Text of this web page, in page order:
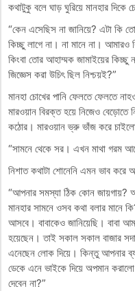
কথাটুকু বলে ঘাড় ঘুরিয়ে মানহার দিকে
“কেন এসেছিস না জানিয়ে? এটা কি
কিচ্ছু লাগে না। না মানে না। আমারও
কিংবা তোর আহাম্মক জামাইয়ের
জিজ্ঞেস করা উচিৎ ছিল নিশ্চয়ই?”
মানহা চোখের পানি ফেলতে ফেলতে
মারওয়ান বিরক্ত হয়ে নিজেও বেড়োতে
কঠোর। মারওয়ান ভ্রু ভাঁজ করে
“সামনে থেকে সর। এখন মাথা গরম
নিশাত কথাটা শোনেনি এমন ভাব
“আপনার সমস্যা ঠিক কোন জায়গায়?
মানহার সামনে ওসব কথা বলার মানে
আসবে। বাবাকেও জানিয়েছি। বাবা
হয়েছেন। তাই সকাল সকাল বাজার
এনেছেন লোক দিয়ে। কিন্তু আপনার
ডেকে এনে ভাইকে দিয়ে অপমান
দেবেন না?”